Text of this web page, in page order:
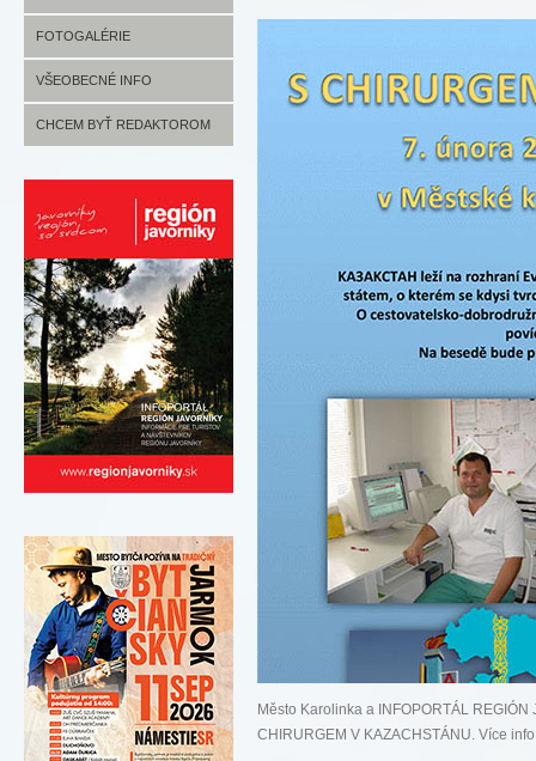
FOTOGALÉRIE
VŠEOBECNÉ INFO
CHCEM BYŤ REDAKTOROM
Město Karolinka a INFOPORTÁL
CHIRURGEM V KAZACHSTÁNU. Více